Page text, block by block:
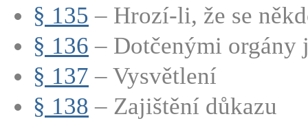
§ 135 – Hrozí-li, že se
§ 136 – Dotčenými orgány
§ 137 – Vysvětlení
§ 138 – Zajištění důkazu